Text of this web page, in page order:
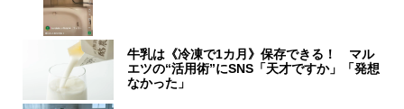
牛乳は《冷凍で1カ月》保存できる！ マル
エツの“活用術”にSNS「天才ですか」「発想
なかった」